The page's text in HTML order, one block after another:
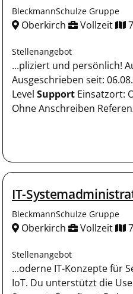
BleckmannSchulze Gruppe
Oberkirch Vollzeit
Stellenangebot
...pliziert und persönlich!
Ausgeschrieben seit:
Level Support Einsatzort:
Ohne Anschreiben
IT-
BleckmannSchulze Gruppe
Oberkirch Vollzeit
Stellenangebot
...oderne IT-Konzepte für
IoT. Du unterstützt die